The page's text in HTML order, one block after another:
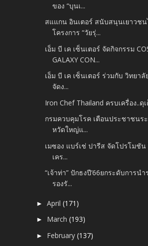
ของ “บุนเ...
สแแกน อินเตอร์ สนับสนุนเยาวช
โครงการ “วัยรุ่...
เอ็ม บี เค เซ็นเตอร์ จัดกิจกรรม
GALAXY CON...
เอ็ม บี เค เซ็นเตอร์ ร่วมกับ วิทยาลั
จัดง...
Iron Chef Thailand ครบเครื่อง..ดุ
กรมควบคุมโรค เตือนประชาชนร
หวัดใหญ่แ...
เมซอง แบร์เช่ ปารีส จัดโปรโมชัน
เคร...
“เจ้าท่า” ปักธงปี’66ยกระดับการน
รองรั...
►April(171)
► March(193)
► February(137)